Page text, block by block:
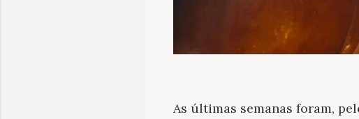
As últimas semanas foram,